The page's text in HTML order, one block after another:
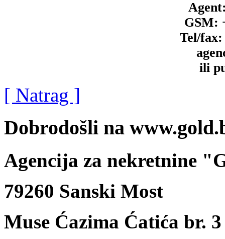
GSM:
Tel/fax:
ili
[ Natrag ]
Dobrodošli na
Agencija za nekretnine
79260 Sanski Most
Muse Ćazima Ćatića br. 3